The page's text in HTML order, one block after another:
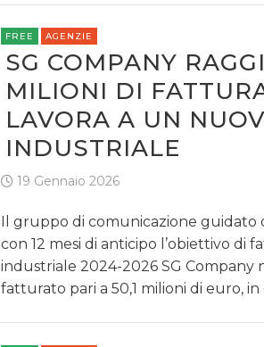
FREE AGENZIE
SG COMPANY
MILIONI DI
LAVORA A UN
INDUSTRIALE
19 Gennaio 2026
Il gruppo di comunicazione guidato
con 12 mesi di anticipo l’obiettivo di
industriale 2024-2026 SG
fatturato pari a 50,1 milioni di euro,